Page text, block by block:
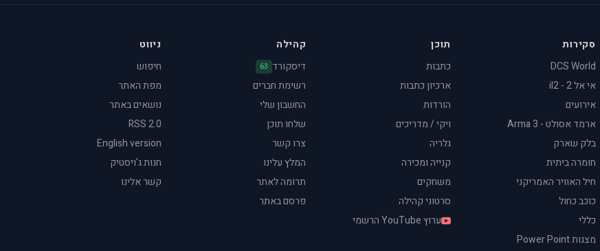
סקירות
DCS World
אי אל 2 - il2
אירועים
ארמד אסולט - Arma 3
בלק שארק
חומרה ביתית
חיל האוויר האמריקני
כוכב כחול
כללי
מצגות Power Point
תוכן
כתבות
ארכיון כתבות
הורדות
ויקי / מדריכים
גלריה
קנייה ומכירה
משחקים
סרטוני קהילה
ערוץ YouTube הרשמי
קהילה
דיסקורד 63
רשימת חברים
החשבון שלי
שלחו תוכן
צרו קשר
המלץ עלינו
תרומה לאתר
פרסם באתר
ניווט
חיפוש
מפת האתר
נושאים באתר
RSS 2.0
English version
חנות ג'ויסטיק
קשר אלינו